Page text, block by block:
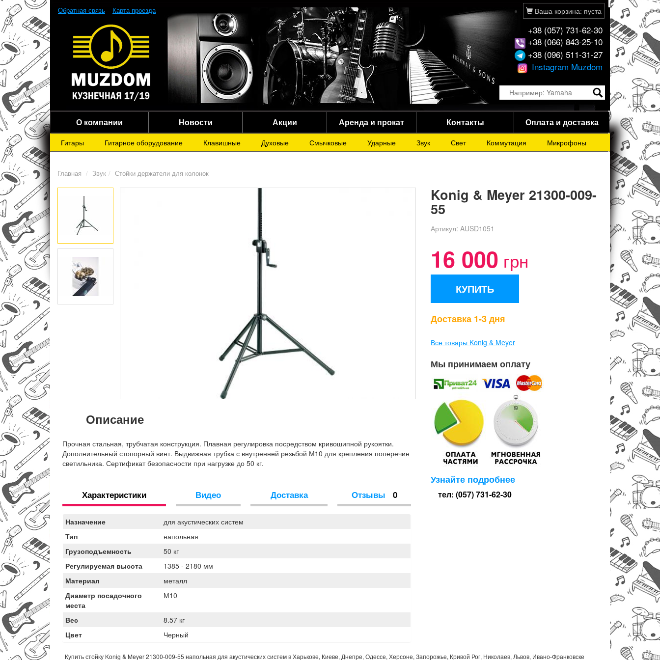
Обратная связь Карта проезда Ваша корзина: пуста
+38 (057) 731-62-30
+38 (066) 843-25-10
+38 (096) 511-31-27
Instagram Muzdom
О компании Новости Акции Аренда и прокат Контакты Оплата и доставка
Гитары Гитарное оборудование Клавишные Духовые Смычковые Ударные Звук Свет Коммутация Микрофоны
Главная Звук Стойки держатели для колонок
Описание
Прочная стальная, трубчатая конструкция. Плавная регулировка посредством кривошипной рукоятки.
Дополнительный стопорный винт. Выдвижная трубка с внутренней резьбой М10 для крепления поперечин
светильника. Сертификат безопасности при нагрузке до 50 кг.
Характеристики Видео Доставка Отзывы 0
Назначение
для акустических систем
Тип
напольная
Грузоподъемность
50 кг
Регулируемая высота
1385 - 2180 мм
Материал
металл
Диаметр посадочного
места
М10
Вес
8.57 кг
Цвет
Черный
Konig & Meyer 21300-009-
55
Артикул: AUSD1051
16 000 грн
КУПИТЬ
Доставка 1-3 дня
Все товары Konig & Meyer
Мы принимаем оплату
Узнайте подробнее
тел: (057) 731-62-30
Купить стойку Konig & Meyer 21300-009-55 напольная для акустических систем в Харькове, Киеве, Днепре, Одессе, Херсоне, Запорожье, Кривой Рог, Николаев, Львов, Ивано-Франковске